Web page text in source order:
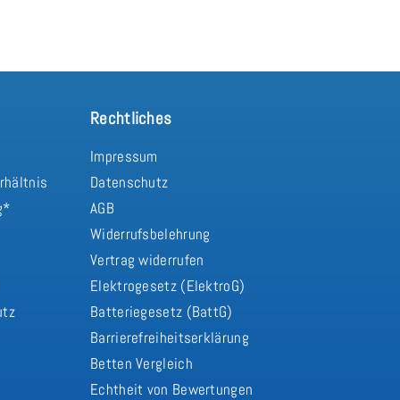
Rechtliches
Impressum
Datenschutz
AGB
Widerrufsbelehrung
Vertrag widerrufen
Elektrogesetz (ElektroG)
Batteriegesetz (BattG)
Barrierefreiheitserklärung
Betten Vergleich
Echtheit von Bewertungen